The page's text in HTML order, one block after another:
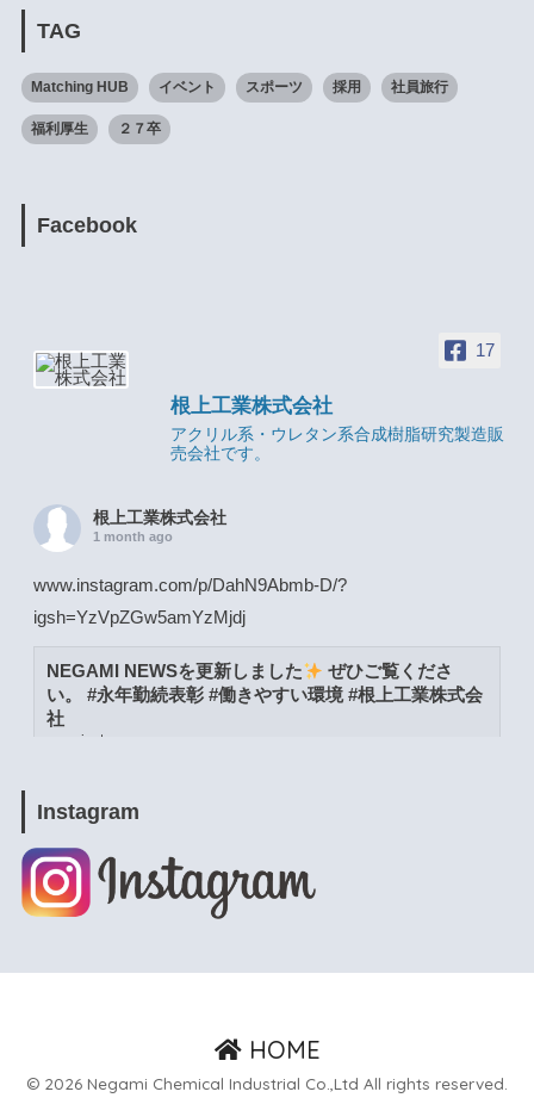
TAG
Matching HUB イベント スポーツ 採用 社員旅行
福利厚生 ２７卒
Facebook
17
根上工業株式会社
アクリル系・ウレタン系合成樹脂研究製造販
売会社です。
根上工業株式会社
1 month ago
www.instagram.com/p/DahN9Abmb-D/?
igsh=YzVpZGw5amYzMjdj
NEGAMI NEWSを更新しました
ぜひご覧くださ
い。 #永年勤続表彰 #働きやすい環境 #根上工業株式会
社
www.instagram.com
根上工業株式会社
1 month ago
い。 #能美市 #よりよい環境づくりの日 #根上工業株式
www.instagram.com
Instagram
HOME
© 2026 Negami Chemical Industrial Co.,Ltd All rights reserved.